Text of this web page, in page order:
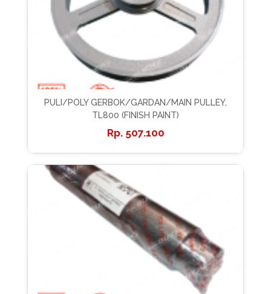
PULI/POLY GERBOK/GARDAN/MAIN PULLEY,
TL800 (FINISH PAINT)
507.100